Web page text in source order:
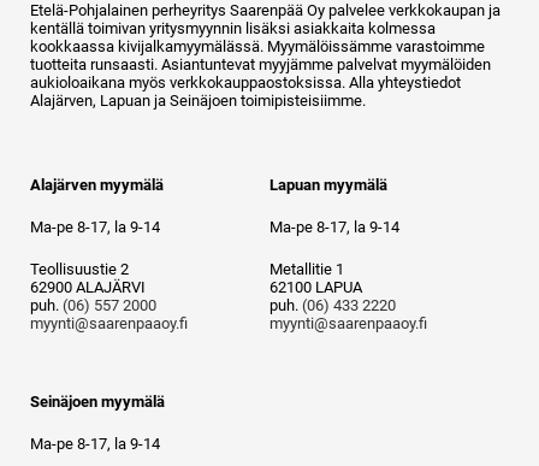
Etelä-Pohjalainen perheyritys Saarenpää Oy palvelee verkkokaupan ja
kentällä toimivan yritysmyynnin lisäksi asiakkaita kolmessa
kookkaassa kivijalkamyymälässä. Myymälöissämme varastoimme
tuotteita runsaasti. Asiantuntevat myyjämme palvelvat myymälöiden
aukioloaikana myös verkkokauppaostoksissa. Alla yhteystiedot
Alajärven, Lapuan ja Seinäjoen toimipisteisiimme.
Alajärven myymälä
Ma-pe 8-17, la 9-14
Teollisuustie 2
62900 ALAJÄRVI
puh. (06) 557 2000
myynti@saarenpaaoy.fi
Lapuan myymälä
Ma-pe 8-17, la 9-14
Metallitie 1
62100 LAPUA
puh. (06) 433 2220
myynti@saarenpaaoy.fi
Seinäjoen myymälä
Ma-pe 8-17, la 9-14